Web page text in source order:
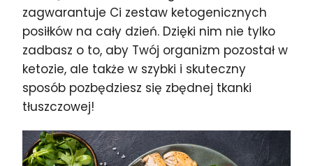
zagwarantuje Ci zestaw ketogenicznych
posiłków na cały dzień. Dzięki nim nie tylko
zadbasz o to, aby Twój organizm pozostał w
ketozie, ale także w szybki i skuteczny
sposób pozbędziesz się zbędnej tkanki
tłuszczowej!